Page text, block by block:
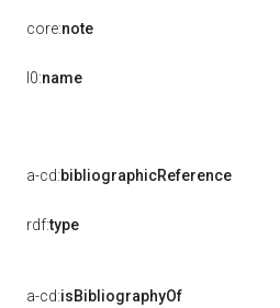
core:note
l0:name
a-cd:bibliographicReference
rdf:type
a-cd:isBibliographyOf